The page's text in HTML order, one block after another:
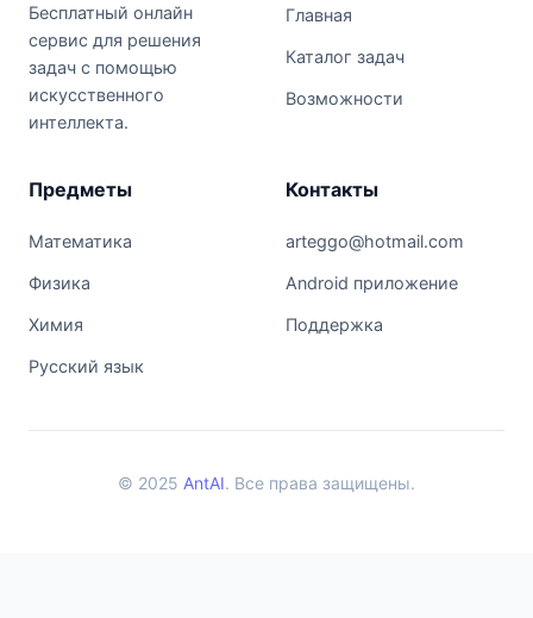
Бесплатный онлайн
сервис для решения
задач с помощью
искусственного
интеллекта.
Главная
Каталог задач
Возможности
Предметы
Математика
Физика
Химия
Русский язык
Контакты
arteggo@hotmail.com
Android приложение
Поддержка
© 2025 AntAI. Все права защищены.